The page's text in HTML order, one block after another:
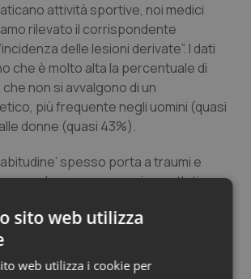
attività sportive, noi medici
rilevato il corrispondente
delle lesioni derivate”. I dati
che è molto alta la percentuale di
non si avvalgono di un
più frequente negli uomini (quasi
donne (quasi 43%).
spesso porta a traumi e
una buona preparazione atletica:
30-50% di tutte le patologie causate
dall’American College of Sports
sito web utilizza
web utilizza i cookie per